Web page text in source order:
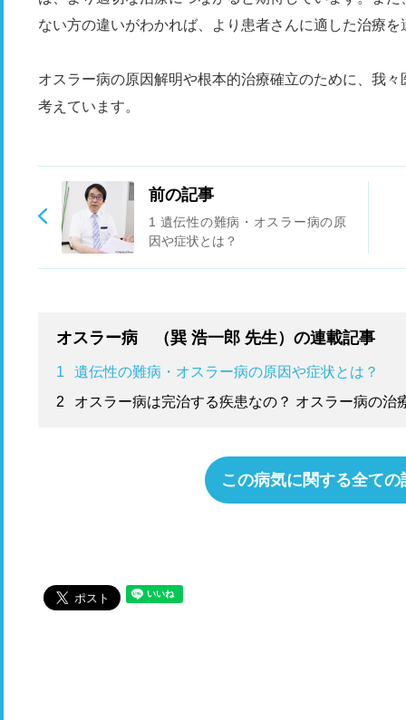
ない方の違いがわかれば、より患者さんに適した治療
オスラー病の原因解明や根本的治療確立のために、我
考えています。
前の記事
1 遺伝性の難病・オスラー病の原
因や症状とは？
オスラー病 （巽 浩一郎 先生）の連載記事
1
遺伝性の難病・オスラー病の原因や症状とは？
2
オスラー病は完治する疾患なの？ オスラー病の治
この病気に関する全て